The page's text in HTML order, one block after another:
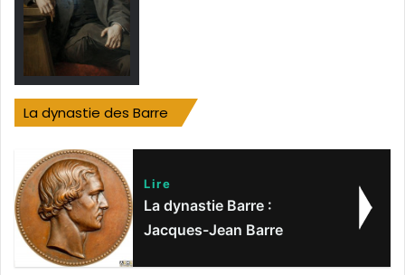
La dynastie des Barre
Lire
La dynastie Barre :
Jacques-Jean Barre